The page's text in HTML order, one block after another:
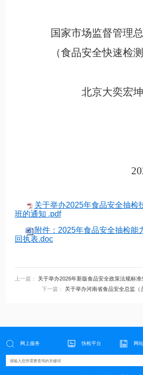
国家市场监督管理
（食品安全快速检
北京大奕宏
关于举办2025年食品安全抽检
班的通知 .pdf
附件：2025年食品安全抽检能
回执表.doc
上一篇： 关于举办2026年新版食品安全政策法规标准生产
下一篇： 关于举办河南省食品安全总监（
 网上服务  快检平台  网